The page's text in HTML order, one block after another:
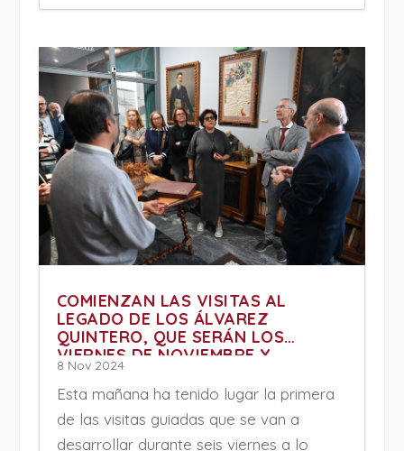
COMIENZAN LAS VISITAS AL
LEGADO DE LOS ÁLVAREZ
QUINTERO, QUE SERÁN LOS
VIERNES DE NOVIEMBRE Y
DICIEMBRE
8 Nov 2024
Esta mañana ha tenido lugar la primera
de las visitas guiadas que se van a
desarrollar durante seis viernes a lo